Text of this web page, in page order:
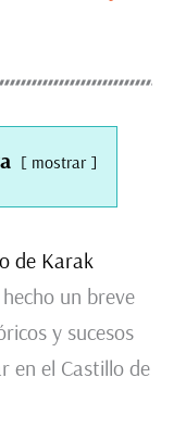
mostrar
de Karak
un breve
y sucesos
en el Castillo de